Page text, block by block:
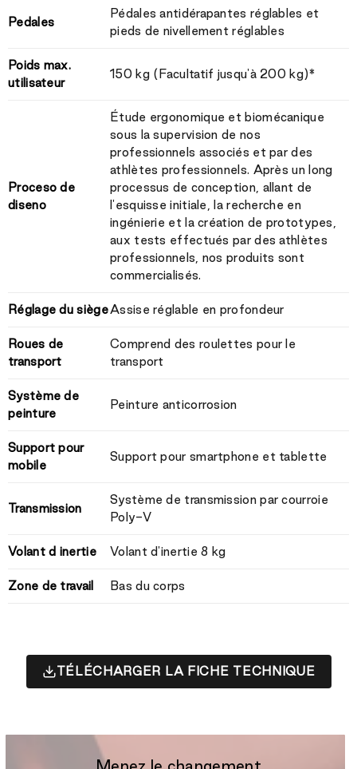
Pedales
Pédales antidérapantes réglables et
pieds de nivellement réglables
Poids max.
utilisateur
150 kg (Facultatif jusqu'à 200 kg)*
Proceso de
diseno
Étude ergonomique et biomécanique
sous la supervision de nos
professionnels associés et par des
athlètes professionnels. Après un long
processus de conception, allant de
l'esquisse initiale, la recherche en
ingénierie et la création de prototypes,
aux tests effectués par des athlètes
professionnels, nos produits sont
commercialisés.
Réglage du siègeAssise réglable en profondeur
Roues de
transport
Comprend des roulettes pour le
transport
Système de
peinture
Peinture anticorrosion
Support pour
mobile
Support pour smartphone et tablette
Transmission
Système de transmission par courroie
Poly-V
Volant d inertie Volant d'inertie 8 kg
Zone de travail Bas du corps
TÉLÉCHARGER LA FICHE TECHNIQUE